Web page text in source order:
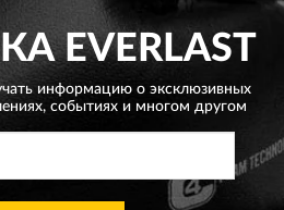
EVERLAST
информацию о эксклюзивных
событиях и многом другом